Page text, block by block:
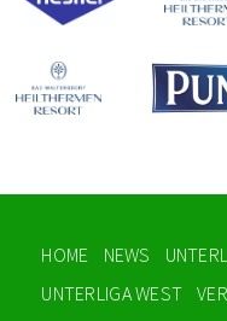
HOME NEWS
UNTERLIGA WEST